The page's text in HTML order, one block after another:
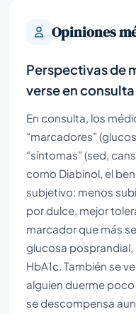
Opiniones
Perspectivas de
verse en consulta
En consulta, los
“marcadores”
“síntomas” (sed,
como Diabinol, el
subjetivo: menos
por dulce, mejor
marcador que más
glucosa
HbA1c. También se
alguien duerme
se descompensa